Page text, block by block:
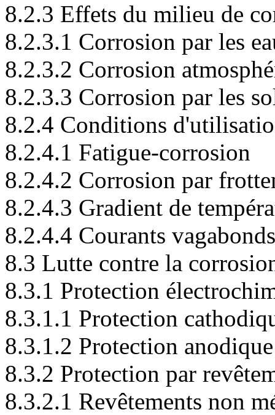
8.2.3 Effets du milieu de
8.2.3.1 Corrosion par les
8.2.3.2 Corrosion
8.2.3.3 Corrosion par les
8.2.4 Conditions
8.2.4.1 Fatigue-corrosion
8.2.4.2 Corrosion par
8.2.4.3 Gradient de
8.2.4.4 Courants vagabonds
8.3 Lutte contre la
8.3.1 Protection
8.3.1.1 Protection
8.3.1.2 Protection anodique
8.3.2 Protection par
8.3.2.1 Revêtements non